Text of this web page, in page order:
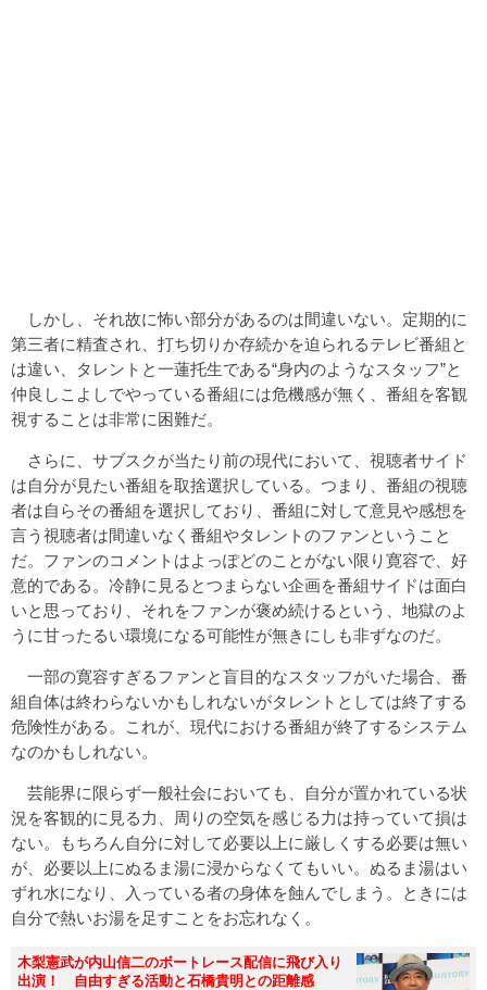
しかし、それ故に怖い部分があるのは間違いない。定期的に
第三者に精査され、打ち切りか存続かを迫られるテレビ番組と
は違い、タレントと一蓮托生である“身内のようなスタッフ”と
仲良しこよしでやっている番組には危機感が無く、番組を客観
視することは非常に困難だ。
さらに、サブスクが当たり前の現代において、視聴者サイド
は自分が見たい番組を取捨選択している。つまり、番組の視聴
者は自らその番組を選択しており、番組に対して意見や感想を
言う視聴者は間違いなく番組やタレントのファンということ
だ。ファンのコメントはよっぽどのことがない限り寛容で、好
意的である。冷静に見るとつまらない企画を番組サイドは面白
いと思っており、それをファンが褒め続けるという、地獄のよ
うに甘ったるい環境になる可能性が無きにしも非ずなのだ。
一部の寛容すぎるファンと盲目的なスタッフがいた場合、番
組自体は終わらないかもしれないがタレントとしては終了する
危険性がある。これが、現代における番組が終了するシステム
なのかもしれない。
芸能界に限らず一般社会においても、自分が置かれている状
況を客観的に見る力、周りの空気を感じる力は持っていて損は
ない。もちろん自分に対して必要以上に厳しくする必要は無い
が、必要以上にぬるま湯に浸からなくてもいい。ぬるま湯はい
ずれ水になり、入っている者の身体を蝕んでしまう。ときには
自分で熱いお湯を足すことをお忘れなく。
木梨憲武が内山信二のボートレース配信に飛び入り
出演！ 自由すぎる活動と石橋貴明との距離感